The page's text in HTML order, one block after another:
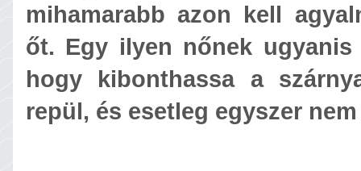
mihamarabb azon kell
őt. Egy ilyen nőnek
hogy kibonthassa a
repül, és esetleg egyszer